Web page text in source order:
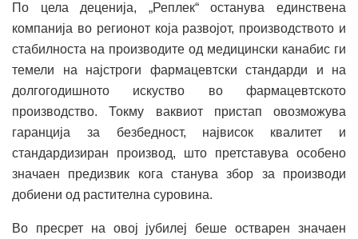
По цела деценија, „Реплек“ останува единствена
компанија во регионот која развојот, производството и
стабилноста на производите од медицински канабис ги
темели на најстроги фармацевтски стандарди и на
долгогодишното искуство во фармацевтското
производство. Токму ваквиот пристап овозможува
гаранција за безбедност, највисок квалитет и
стандардизиран производ, што претставува особено
значаен предизвик кога станува збор за производи
добиени од растителна суровина.
Во пресрет на овој јубилеј беше остварен значаен